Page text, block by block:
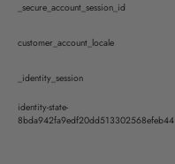
_secure_account_session_id
customer_account_locale
_identity_session
identity-state-
8bda942fa9edf20dd513302568efeb44